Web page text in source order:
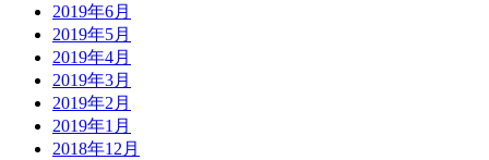
2019年6月
2019年5月
2019年4月
2019年3月
2019年2月
2019年1月
2018年12月